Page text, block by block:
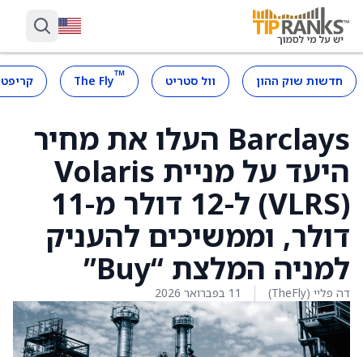
חדשות שוק ההון וול סטריט ™
The Fly
Barclays העלו את מחיר
היעד על מניית Volaris
(VLRS) ל-12 דולר מ-11
דולר, וממשיכים להעניק
למניה המלצת “Buy”
דה פליי (TheFly) 11 בפברואר 2026